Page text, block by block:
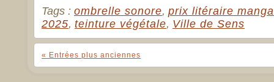
Tags : ombrelle sonore, prix litéraire
2025, teinture végétale, Ville de Sens
« Entrées plus anciennes